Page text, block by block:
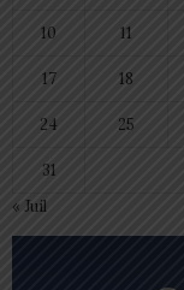
10 11
17 18
24 25
31
« Juil